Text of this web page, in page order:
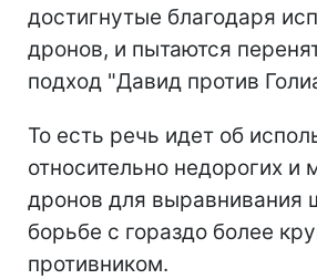
достигнутые благодаря
дронов, и пытаются
подход "Давид против
То есть речь идет об
относительно недорогих и
дронов для выравнивания
борьбе с гораздо более
противником.